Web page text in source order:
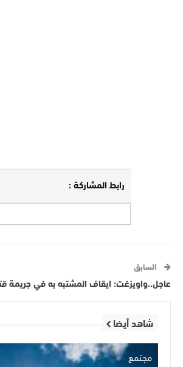
رابط المشاركة :
السابق
عاجل..واويزغت: ايقاف المشتبه به في جريمة
شاهد أيضا
مجتمع